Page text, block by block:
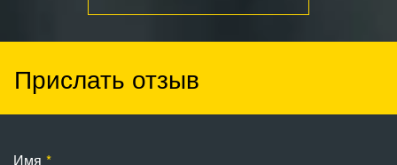
Прислать отзыв
Имя